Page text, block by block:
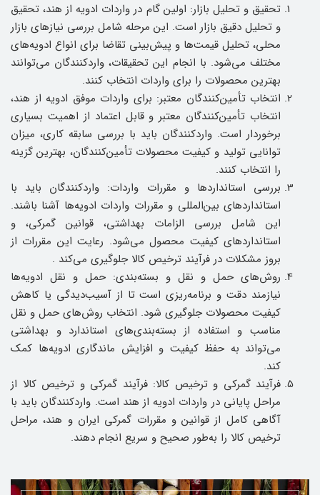
تحقیق و تحلیل بازار: اولین گام در واردات ادویه از هند، تحقیق
و تحلیل دقیق بازار است. این مرحله شامل بررسی نیازهای بازار
محلی، تحلیل قیمت‌ها و پیش‌بینی تقاضا برای انواع ادویه‌های
مختلف می‌شود. با انجام این تحقیقات، واردکنندگان می‌توانند
بهترین محصولات را برای واردات انتخاب کنند.
انتخاب تأمین‌کنندگان معتبر: برای واردات موفق ادویه از هند،
انتخاب تأمین‌کنندگان معتبر و قابل اعتماد از اهمیت بسیاری
برخوردار است. واردکنندگان باید با بررسی سابقه کاری، میزان
توانایی تولید و کیفیت محصولات تأمین‌کنندگان، بهترین گزینه
را انتخاب کنند.
بررسی استانداردها و مقررات واردات: واردکنندگان باید با
استانداردهای بین‌المللی و مقررات واردات ادویه‌ها آشنا باشند.
این شامل بررسی الزامات بهداشتی، قوانین گمرکی، و
استانداردهای کیفیت محصول می‌شود. رعایت این مقررات از
بروز مشکلات در فرآیند ترخیص کالا جلوگیری می‌کند .
روش‌های حمل و نقل و بسته‌بندی: حمل و نقل ادویه‌ها
نیازمند دقت و برنامه‌ریزی است تا از آسیب‌دیدگی یا کاهش
کیفیت محصولات جلوگیری شود. انتخاب روش‌های حمل و نقل
مناسب و استفاده از بسته‌بندی‌های استاندارد و بهداشتی
می‌تواند به حفظ کیفیت و افزایش ماندگاری ادویه‌ها کمک
کند.
فرآیند گمرکی و ترخیص کالا: فرآیند گمرکی و ترخیص کالا از
مراحل پایانی در واردات ادویه از هند است. واردکنندگان باید با
آگاهی کامل از قوانین و مقررات گمرکی ایران و هند، مراحل
ترخیص کالا را به‌طور صحیح و سریع انجام دهند.